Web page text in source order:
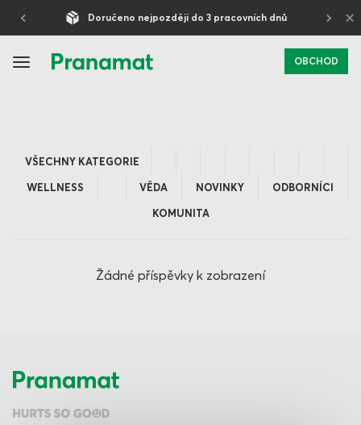
Doručeno nejpozději do 3 pracovních dnů ×
OBCHOD
VŠECHNY KATEGORIE
WELLNESS
VĚDA NOVINKY
ODBORNÍCI
KOMUNITA
Žádné příspěvky k zobrazení